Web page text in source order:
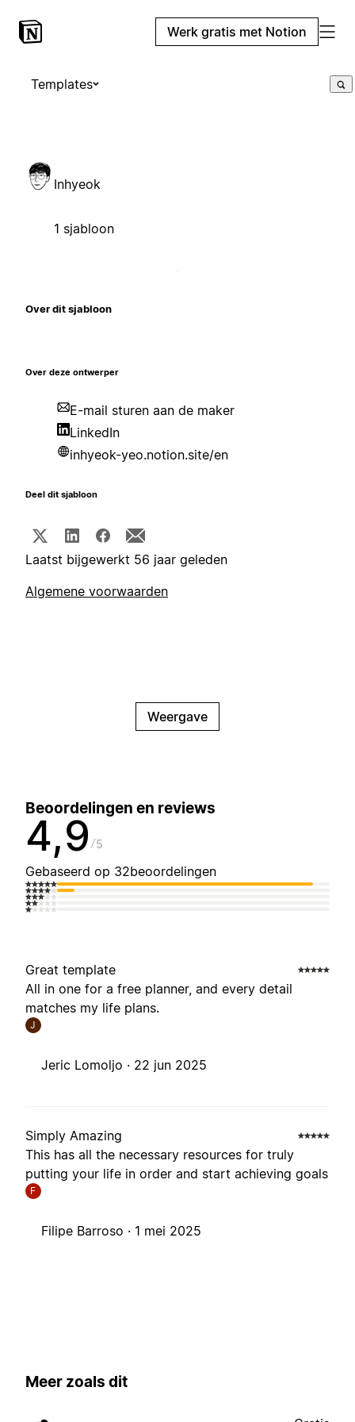
Werk gratis met Notion
Templates
Inhyeok
1 sjabloon
Over dit sjabloon
Over deze ontwerper
E-mail sturen aan de maker
LinkedIn
inhyeok-yeo.notion.site/en
Deel dit sjabloon
Laatst bijgewerkt 56 jaar geleden
Algemene voorwaarden
Weergave
Beoordelingen en reviews
4,9 5
Gebaseerd op 32beoordelingen
Great template
All in one for a free planner, and every detail
matches my life plans.
J
Jeric Lomoljo · 22 jun 2025
Simply Amazing
This has all the necessary resources for truly
putting your life in order and start achieving goals
F
Filipe Barroso · 1 mei 2025
Meer zoals dit